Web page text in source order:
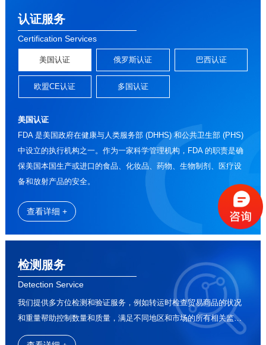
认证服务
Certification Services
美国认证 俄罗斯认证 巴西认证
欧盟CE认证 多国认证
美国认证
FDA 是美国政府在健康与人类服务部 (DHHS) 和公共卫生部 (PHS)
中设立的执行机构之一。作为一家科学管理机构，FDA 的职责是确
保美国本国生产或进口的食品、化妆品、药物、生物制剂、医疗设
备和放射产品的安全。
查看详细 +
检测服务
Detection Service
我们提供多方位检测和验证服务，例如转运时检查贸易商品的状况
和重量帮助控制数量和质量，满足不同地区和市场的所有相关监管
要求